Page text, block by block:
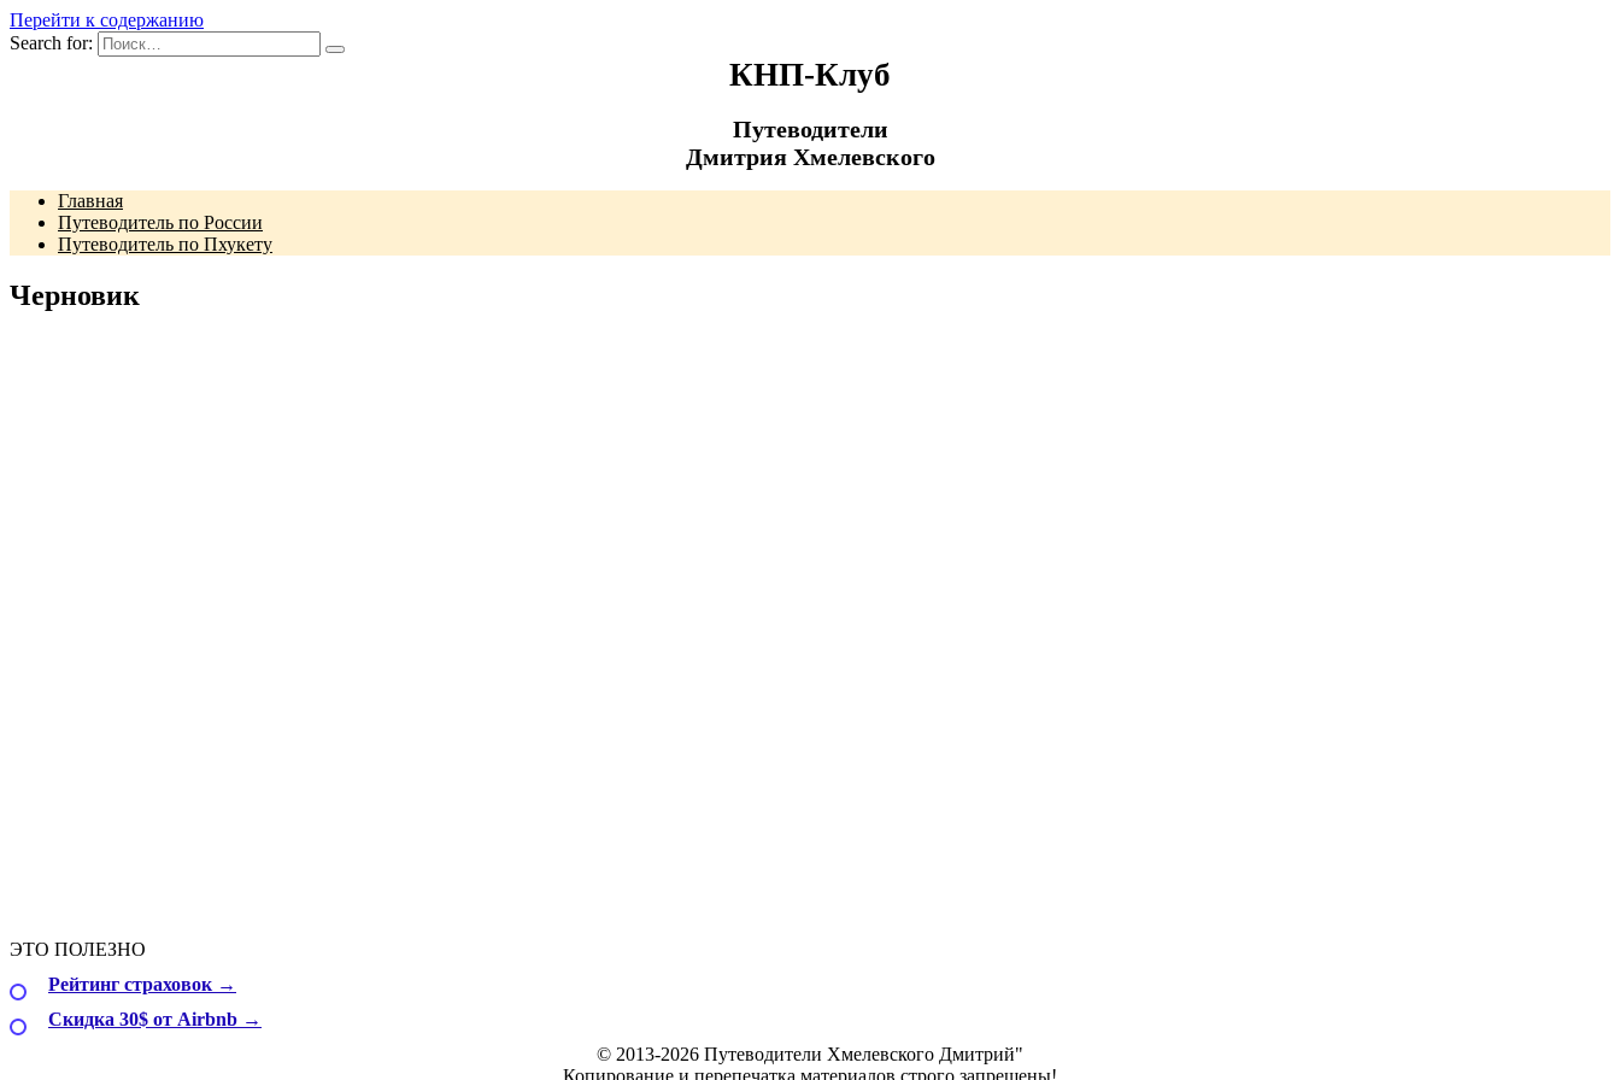
Перейти к содержанию
Search for:
КНП-Клуб
Путеводители
Дмитрия Хмелевского
Главная
Путеводитель по России
Путеводитель по Пхукету
Черновик
ЭТО ПОЛЕЗНО
Рейтинг страховок →
Скидка 30$ от Airbnb →
© 2013-2026 Путеводители Хмелевского Дмитрий"